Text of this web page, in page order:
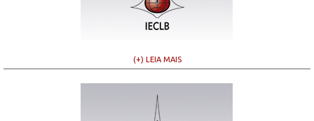
(+) LEIA MAIS